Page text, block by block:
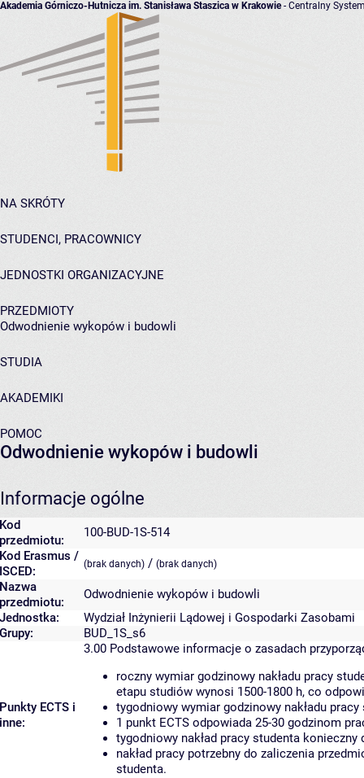
Akademia Górniczo-Hutnicza im. Stanisława Staszica w Krakowie- Centralny
NA SKRÓTY
STUDENCI, PRACOWNICY
JEDNOSTKI ORGANIZACYJNE
PRZEDMIOTY
Odwodnienie wykopów i budowli
STUDIA
AKADEMIKI
POMOC
Odwodnienie wykopów i budowli
Informacje ogólne
Kod
przedmiotu:
100-BUD-1S-514
Kod Erasmus /
ISCED:
(brak danych) / (brak danych)
Nazwa
przedmiotu:
Odwodnienie wykopów i budowli
Jednostka:
Wydział Inżynierii Lądowej i Gospodarki Zasobami
Grupy:
BUD_1S_s6
Punkty ECTS i
inne:
3.00 Podstawowe informacje o zasadach
roczny wymiar godzinowy nakładu pracy
etapu studiów wynosi 1500-1800 h, co
tygodniowy wymiar godzinowy nakładu
1 punkt ECTS odpowiada 25-30 godzinom
tygodniowy nakład pracy studenta
nakład pracy potrzebny do zaliczenia
studenta.